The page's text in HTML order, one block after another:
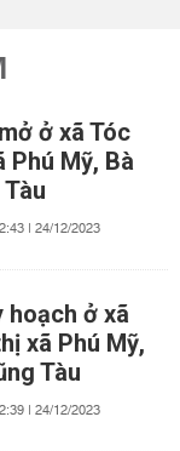
ở xã Tóc
Phú Mỹ, Bà
| 24/12/2023
ở xã
xã Phú Mỹ,
Tàu
| 24/12/2023